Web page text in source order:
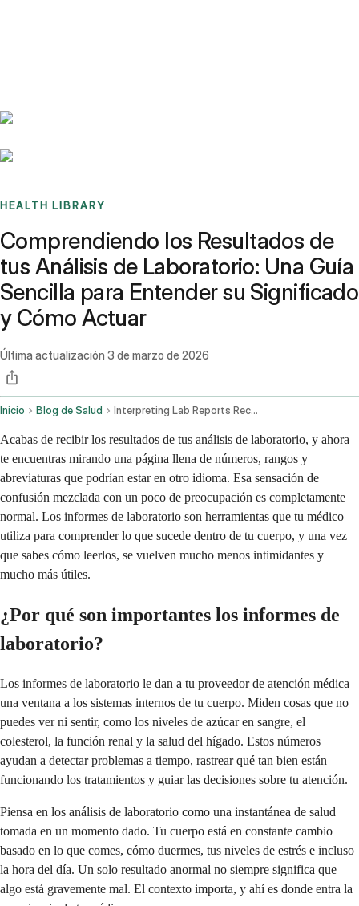
HEALTH LIBRARY
Comprendiendo los Resultados de
tus Análisis de Laboratorio: Una Guía
Sencilla para Entender su Significado
y Cómo Actuar
Última actualización 3 de marzo de 2026
Inicio Blog de Salud Interpreting Lab Reports Recommendations And Lifestyle Advice
Acabas de recibir los resultados de tus análisis de laboratorio, y ahora
te encuentras mirando una página llena de números, rangos y
abreviaturas que podrían estar en otro idioma. Esa sensación de
confusión mezclada con un poco de preocupación es completamente
normal. Los informes de laboratorio son herramientas que tu médico
utiliza para comprender lo que sucede dentro de tu cuerpo, y una vez
que sabes cómo leerlos, se vuelven mucho menos intimidantes y
mucho más útiles.
¿Por qué son importantes los informes de
laboratorio?
Los informes de laboratorio le dan a tu proveedor de atención médica
una ventana a los sistemas internos de tu cuerpo. Miden cosas que no
puedes ver ni sentir, como los niveles de azúcar en sangre, el
colesterol, la función renal y la salud del hígado. Estos números
ayudan a detectar problemas a tiempo, rastrear qué tan bien están
funcionando los tratamientos y guiar las decisiones sobre tu atención.
Piensa en los análisis de laboratorio como una instantánea de salud
tomada en un momento dado. Tu cuerpo está en constante cambio
basado en lo que comes, cómo duermes, tus niveles de estrés e incluso
la hora del día. Un solo resultado anormal no siempre significa que
algo está gravemente mal. El contexto importa, y ahí es donde entra la